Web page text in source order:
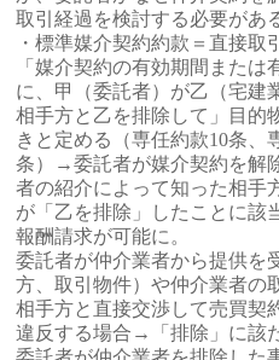
取引経過を検討する必要があ
・標準媒介契約約款＝直接取
「媒介契約の有効期間また
に、甲（委託者）が乙（宅建
相手方と乙を排除して」目的
きと定める（専任約款10条、
条）→委託者が媒介契約を解
者の紹介によって知った相手
が「乙を排除」したことに該
報酬請求が可能に。
委託者が仲介業者から提供を
方、取引物件）や仲介業者の
相手方と直接交渉して売買契
違反する場合→「排除」に該